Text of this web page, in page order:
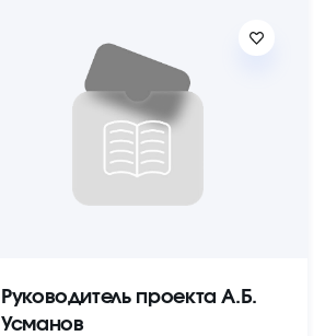
Руководитель проекта А.Б.
Усманов